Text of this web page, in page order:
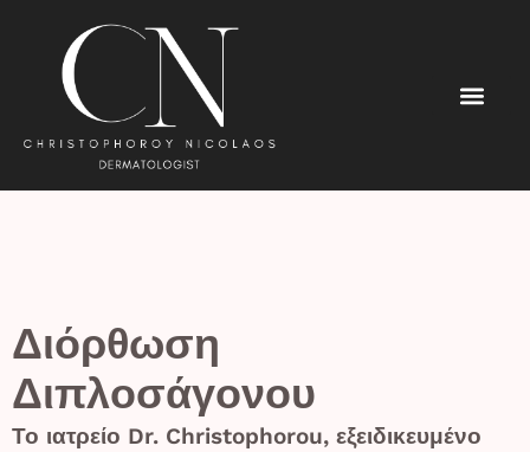
Διόρθωση
Διπλοσάγονου
Το ιατρείο Dr. Christophorou, εξειδικευμένο